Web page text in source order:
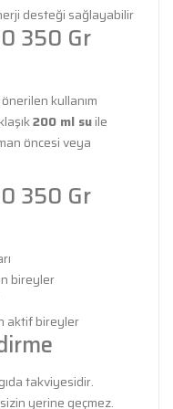
desteği sağlayabilir
350 Gr
kullanım
200 ml suile
öncesi veya
350 Gr
bireyler
aktif bireyler
takviyesidir.
yerine geçmez.